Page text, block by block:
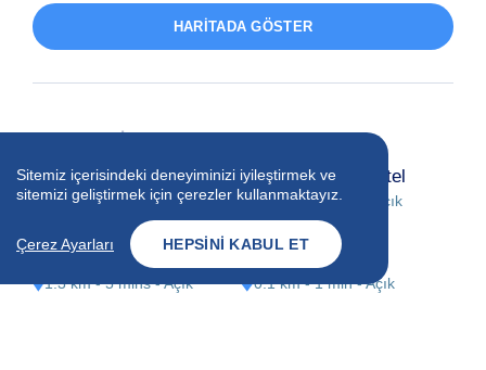
HARITADA GÖSTER
The Green Hotel
1.0 km - 5 mins- Açık
Camden Court Hotel
0.4 km - 2 mins - Açık
Mespil Hotel
1.3 km - 5 mins- Açık
Portobello Bar
0.1 km - 1 min- Açık
Sitemiz içerisindeki deneyiminizi iyileştirmek ve
sitemizi geliştirmek için çerezler kullanmaktayız.
Çerez Ayarları HEPSINI KABUL ET